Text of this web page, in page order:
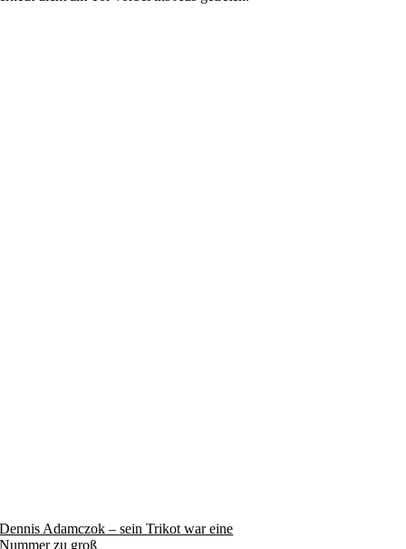
Dennis Adamczok – sein Trikot war eine
Nummer zu groß